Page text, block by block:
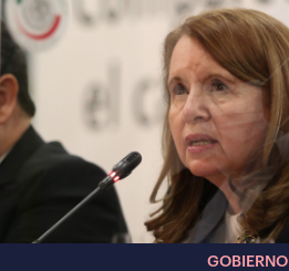
GOBIERNO